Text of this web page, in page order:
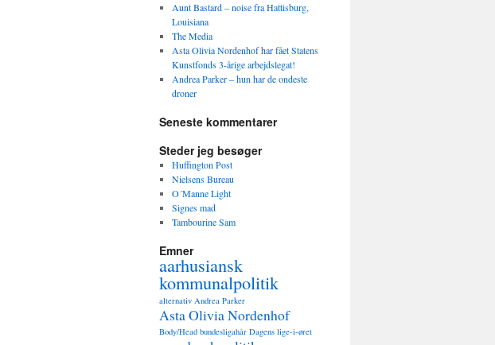
Aunt Bastard – noise fra Hattisburg,
Louisiana
The Media
Asta Olivia Nordenhof har fået Statens
Kunstfonds 3-årige arbejdslegat!
Andrea Parker – hun har de ondeste
droner
Seneste kommentarer
Steder jeg besøger
Huffington Post
Nielsens Bureau
O´Manne Light
Signes mad
Tambourine Sam
Emner
aarhusiansk
kommunalpolitik
alternativ Andrea Parker
Asta Olivia Nordenhof
Body/Head bundesligahår Dagens lige-i-øret